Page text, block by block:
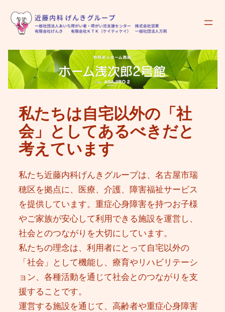
内
容
ッ
私たちは自宅以外の「社
会」としてあるべきだと
考えています
私たち近藤内科げんきグループは、名古屋市瑞
穂区を拠点に、医療、介護、障害福祉サービス
を提供しています。重症心身障害を持つお子様
やご家族が安心して利用できる施設を運営し、
社会とのつながりを大切にしています。
私たちの理念は、利用者にとって自宅以外の
「社会」として機能し、療育やリハビリテーシ
ョン、各種活動を通じて社会とのつながりを支
援することです。
運営する施設を通じて、高齢者や重症心身障害